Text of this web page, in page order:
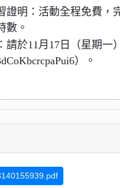
證明：活動全程免費，
數。
請於11月17日（星期一
）。